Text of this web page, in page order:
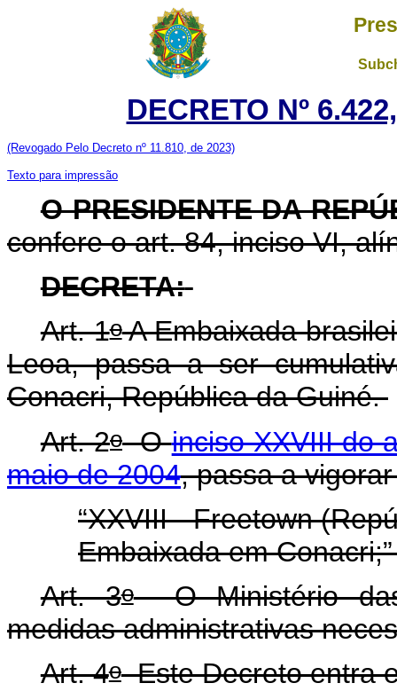
DECRETO Nº
(Revogado Pelo Decreto nº 11.810, de 2023)
Texto para impressão
O PRESIDENTE DA
confere o art. 84, inciso VI,
DECRETA:
Art. 1oA Embaixada
Leoa, passa a ser
Conacri, República da Guiné.
Art. 2oOinciso XXVIII do
maio de 2004, passa a
“XXVIII - Freetown
Embaixada em
Art. 3oO Ministério das
medidas administrativas
Art. 4oEste Decreto entra